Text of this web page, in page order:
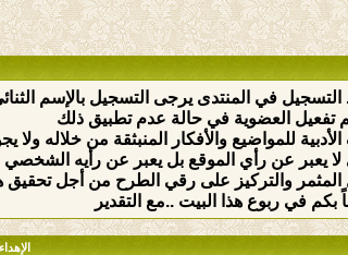
التسجيل في المنتدى يرجى التسجيل بالإسم
العضوية في حالة عدم تطبيق ذلك
للمواضيع والأفكار المنبثقة من خلاله ولا
يعبر عن رأي الموقع بل يعبر عن رأيه الشخصي
المثمر والتركيز على رقي الطرح من أجل تحقيق
في ربوع هذا البيت ..مع التقدير